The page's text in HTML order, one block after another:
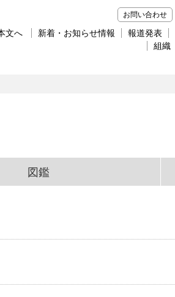
お問い合わせ
文へ 新着・お知らせ情報 報道発表
組織
図鑑